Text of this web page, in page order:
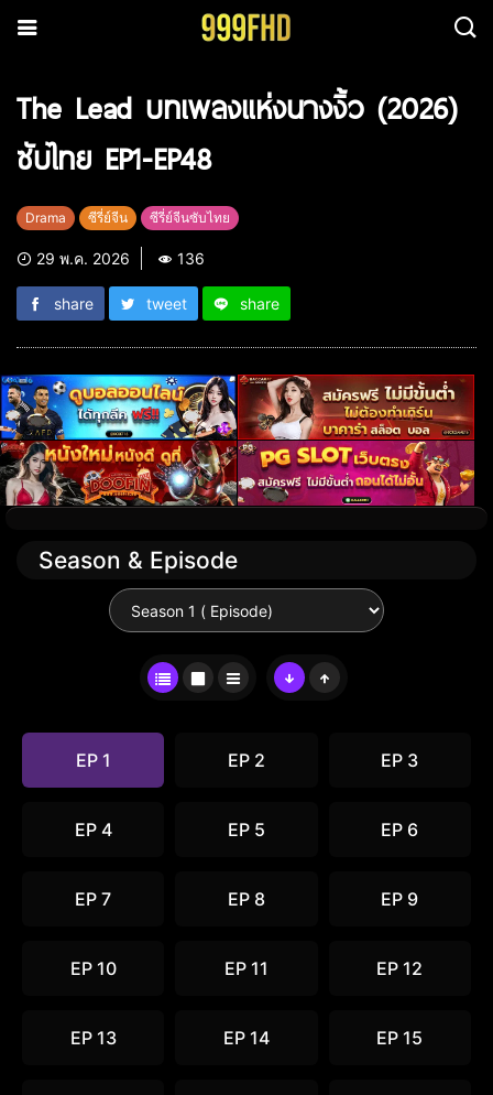
The Lead บทเพลงแห่งนางงิ้ว (2026)
ซับไทย EP1-EP48
Drama ซีรี่ย์จีน ซีรี่ย์จีนซับไทย
29 พ.ค. 2026 136
share tweet share
Season & Episode
EP 1 EP 2 EP 3
EP 4 EP 5 EP 6
EP 7 EP 8 EP 9
EP 10 EP 11 EP 12
EP 13 EP 14 EP 15